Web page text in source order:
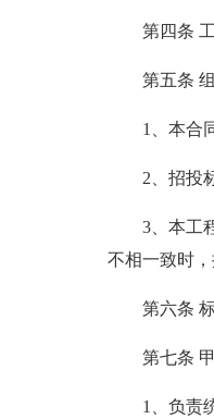
第四条
第五条
1、本合
2、招投
3、本工
不相一致时
第六条
第七条
1、负责